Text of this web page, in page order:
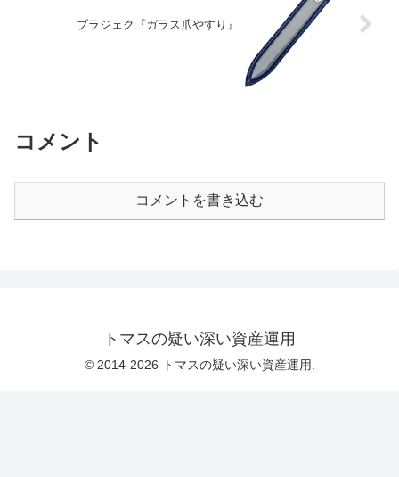
ブラジェク『ガラス爪やすり』
コメント
コメントを書き込む
トマスの疑い深い資産運用
© 2014-2026 トマスの疑い深い資産運用.